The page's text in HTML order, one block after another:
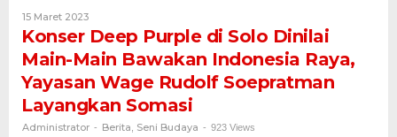
Solo
Main-
Main
Bawakan
Indonesia
Raya,
15 Maret 2023Oleh
Administrator
Konser Deep Purple di Solo Dinilai
Main-Main Bawakan Indonesia Raya,
Yayasan Wage Rudolf Soepratman
Layangkan Somasi
Administrator - Berita Seni Budaya - 923 Views